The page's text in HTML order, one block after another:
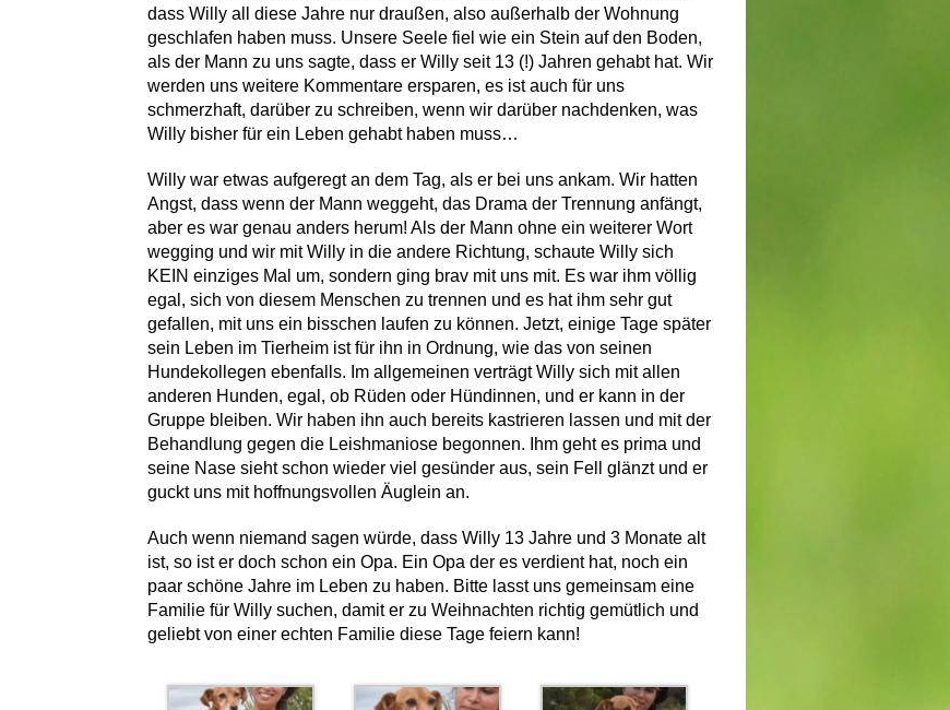
dass Willy all diese Jahre nur draußen, also außerhalb der Wohnung
geschlafen haben muss. Unsere Seele fiel wie ein Stein auf den Boden,
als der Mann zu uns sagte, dass er Willy seit 13 (!) Jahren gehabt hat. Wir
werden uns weitere Kommentare ersparen, es ist auch für uns
schmerzhaft, darüber zu schreiben, wenn wir darüber nachdenken, was
Willy bisher für ein Leben gehabt haben muss…
Willy war etwas aufgeregt an dem Tag, als er bei uns ankam. Wir hatten
Angst, dass wenn der Mann weggeht, das Drama der Trennung anfängt,
aber es war genau anders herum! Als der Mann ohne ein weiterer Wort
wegging und wir mit Willy in die andere Richtung, schaute Willy sich
KEIN einziges Mal um, sondern ging brav mit uns mit. Es war ihm völlig
egal, sich von diesem Menschen zu trennen und es hat ihm sehr gut
gefallen, mit uns ein bisschen laufen zu können. Jetzt, einige Tage später
sein Leben im Tierheim ist für ihn in Ordnung, wie das von seinen
Hundekollegen ebenfalls. Im allgemeinen verträgt Willy sich mit allen
anderen Hunden, egal, ob Rüden oder Hündinnen, und er kann in der
Gruppe bleiben. Wir haben ihn auch bereits kastrieren lassen und mit der
Behandlung gegen die Leishmaniose begonnen. Ihm geht es prima und
seine Nase sieht schon wieder viel gesünder aus, sein Fell glänzt und er
guckt uns mit hoffnungsvollen Äuglein an.
Auch wenn niemand sagen würde, dass Willy 13 Jahre und 3 Monate alt
ist, so ist er doch schon ein Opa. Ein Opa der es verdient hat, noch ein
paar schöne Jahre im Leben zu haben. Bitte lasst uns gemeinsam eine
Familie für Willy suchen, damit er zu Weihnachten richtig gemütlich und
geliebt von einer echten Familie diese Tage feiern kann!